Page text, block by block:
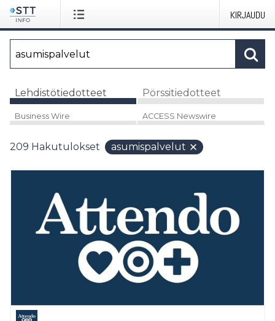
KIRJAUDU
Lehdistötiedotteet Pörssitiedotteet
Business Wire ACCESS Newswire
209 Hakutulokset asumispalvelut